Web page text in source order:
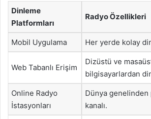
Dinleme
Platformları
Radyo Özellikleri
Mobil Uygulama Her yerde kolay
Web Tabanlı Erişim
Dizüstü ve
bilgisayarlardan
Online Radyo
İstasyonları
Dünya genelinden
kanalı.